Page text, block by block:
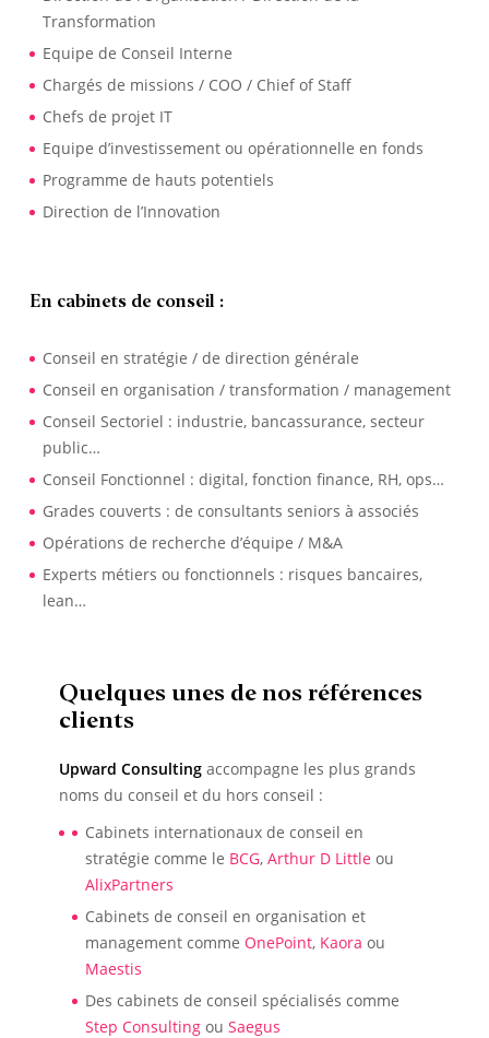
Transformation
Equipe de Conseil Interne
Chargés de missions / COO / Chief of Staff
Chefs de projet IT
Equipe d’investissement ou opérationnelle en fonds
Programme de hauts potentiels
Direction de l’Innovation
En cabinets de conseil :
Conseil en stratégie / de direction générale
Conseil en organisation / transformation / management
Conseil Sectoriel : industrie, bancassurance, secteur
public…
Conseil Fonctionnel : digital, fonction finance, RH, ops…
Grades couverts : de consultants seniors à associés
Opérations de recherche d’équipe / M&A
Experts métiers ou fonctionnels : risques bancaires,
lean…
Quelques unes de nos références
clients
Upward Consultingaccompagne les plus grands
noms du conseil et du hors conseil :
Cabinets internationaux de conseil en
stratégie comme le BCG, Arthur D Littleou
AlixPartners
Cabinets de conseil en organisation et
management comme OnePoint,Kaora ou
Maestis
Des cabinets de conseil spécialisés comme
Step Consultingou Saegus